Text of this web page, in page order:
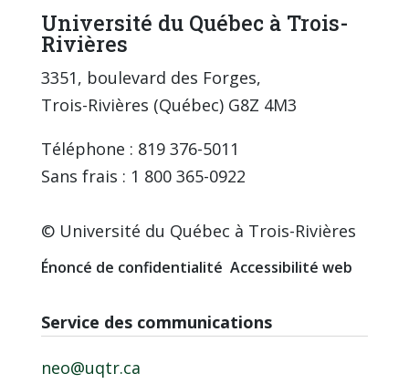
Université du Québec à Trois-
Rivières
3351, boulevard des Forges,
Trois-Rivières (Québec) G8Z 4M3
Téléphone : 819 376-5011
Sans frais : 1 800 365-0922
© Université du Québec à Trois-Rivières
Énoncé de confidentialité Accessibilité web
Service des communications
neo@uqtr.ca